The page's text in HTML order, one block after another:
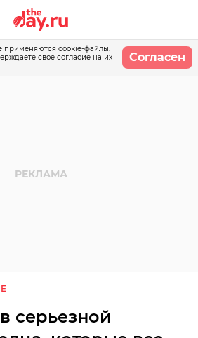
применяются cookie-файлы.
свое согласие на их
Согласен
серьезной